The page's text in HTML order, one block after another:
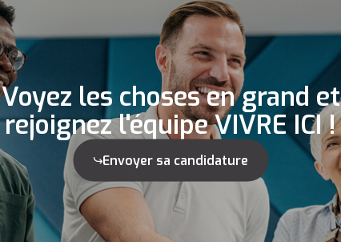
Voyez les choses en grand et
rejoignez l'équipe VIVRE ICI !
Envoyer sa candidature